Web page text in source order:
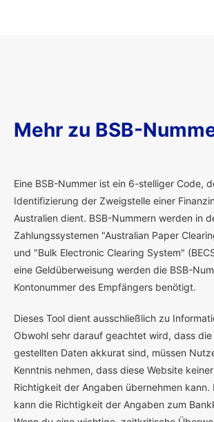
Mehr zu BSB-
Eine BSB-Nummer ist ein 6-stelliger Code,
Identifizierung der Zweigstelle einer
Australien dient. BSB-Nummern werden in
Zahlungssystemen "Australian Paper
und "Bulk Electronic Clearing System"
eine Geldüberweisung werden die BSB-
Kontonummer des Empfängers benötigt.
Dieses Tool dient ausschließlich zu
Obwohl sehr darauf geachtet wird, dass
gestellten Daten akkurat sind, müssen
Kenntnis nehmen, dass diese Website
Richtigkeit der Angaben übernehmen kann.
kann die Richtigkeit der Angaben zum